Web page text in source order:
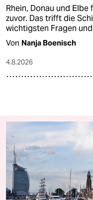
Rhein, Donau und
zuvor. Das trifft die
wichtigsten Fragen
Von Nanja Boenisch
4.8.2026